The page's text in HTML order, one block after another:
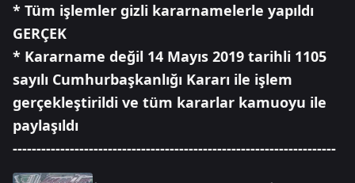
* Tüm işlemler gizli kararnamelerle yapıldı
GERÇEK
* Kararname değil 14 Mayıs 2019 tarihli 1105
sayılı Cumhurbaşkanlığı Kararı ile işlem
gerçekleştirildi ve tüm kararlar kamuoyu ile
paylaşıldı
--------------------------------------------------------------------